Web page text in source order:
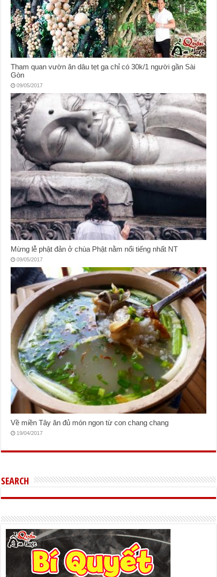
Tham quan vườn ăn dâu tẹt ga chỉ có 30k/1 người gần Sài
Gòn
09/05/2017
Mừng lễ phật đản ở chùa Phật nằm nổi tiếng nhất NT
09/05/2017
Về miền Tây ăn đủ món ngon từ con chang chang
19/04/2017
SEARCH